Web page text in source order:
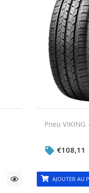
Pneu VIKING
€108,11
AJOUTER AU